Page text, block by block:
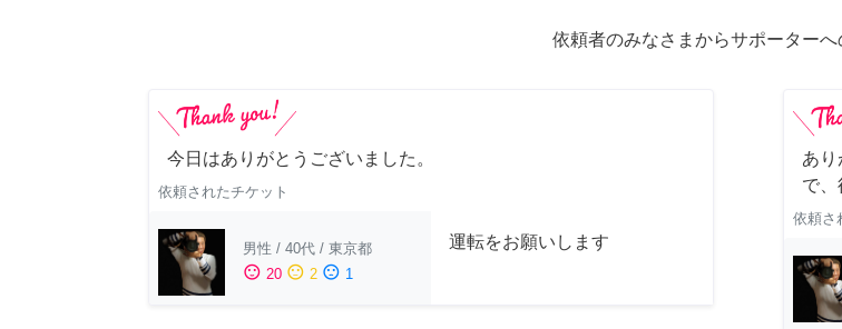
依頼者のみなさまからサポーター
今日はありがとうございました。
依頼されたチケット
男性 / 40代 / 東京都
sentiment_satisfied 20 sentiment_neutral 2 sentiment_dissatisfied 1
運転をお願いします
あ
で、
依頼さ